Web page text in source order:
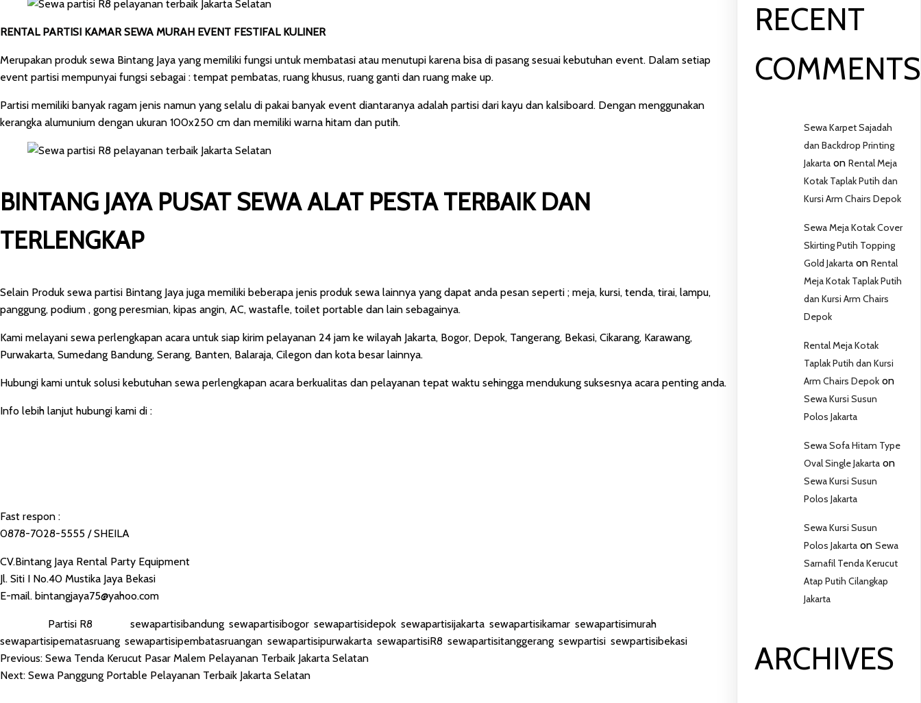
RENTAL PARTISI KAMAR SEWA MURAH EVENT FESTIFAL KULINER
Merupakan produk sewa Bintang Jaya yang memiliki fungsi untuk membatasi atau menutupi karena bisa di pasang sesuai kebutuhan event. Dalam setiap
event partisi mempunyai fungsi sebagai : tempat pembatas, ruang khusus, ruang ganti dan ruang make up.
Partisi memiliki banyak ragam jenis namun yang selalu di pakai banyak event diantaranya adalah partisi dari kayu dan kalsiboard. Dengan menggunakan
kerangka alumunium dengan ukuran 100x250 cm dan memiliki warna hitam dan putih.
BINTANG JAYA PUSAT SEWA ALAT PESTA TERBAIK DAN
TERLENGKAP
Selain Produk sewa partisi Bintang Jaya juga memiliki beberapa jenis produk sewa lainnya yang dapat anda pesan seperti ; meja, kursi, tenda, tirai, lampu,
panggung, podium , gong peresmian, kipas angin, AC, wastafle, toilet portable dan lain sebagainya.
Kami melayani sewa perlengkapan acara untuk siap kirim pelayanan 24 jam ke wilayah Jakarta, Bogor, Depok, Tangerang, Bekasi, Cikarang, Karawang,
Purwakarta, Sumedang Bandung, Serang, Banten, Balaraja, Cilegon dan kota besar lainnya.
Hubungi kami untuk solusi kebutuhan sewa perlengkapan acara berkualitas dan pelayanan tepat waktu sehingga mendukung suksesnya acara penting anda.
Info lebih lanjut hubungi kami di :
Fast respon :
0878-7028-5555 / SHEILA
CV.Bintang Jaya Rental Party Equipment
Jl. Siti I No.40 Mustika Jaya Bekasi
E-mail. bintangjaya75@yahoo.com
Partisi R8 sewapartisibandung sewapartisibogor sewapartisidepok sewapartisijakarta sewapartisikamar sewapartisimurah
sewapartisipematasruang sewapartisipembatasruangan sewapartisipurwakarta sewapartisiR8 sewapartisitanggerang sewpartisi sewpartisibekasi
POST
Previous: Sewa Tenda Kerucut Pasar Malem Pelayanan Terbaik Jakarta Selatan
Next: Sewa Panggung Portable Pelayanan Terbaik Jakarta Selatan
RECENT
COMMENTS
Sewa Karpet Sajadah
dan Backdrop Printing
Jakarta onRental Meja
Kotak Taplak Putih dan
Kursi Arm Chairs Depok
Sewa Meja Kotak Cover
Skirting Putih Topping
Gold Jakarta onRental
Meja Kotak Taplak Putih
dan Kursi Arm Chairs
Depok
Rental Meja Kotak
Taplak Putih dan Kursi
Arm Chairs Depok on
Sewa Kursi Susun
Polos Jakarta
Sewa Sofa Hitam Type
Oval Single Jakarta on
Sewa Kursi Susun
Polos Jakarta
Sewa Kursi Susun
Polos Jakarta onSewa
Sarnafil Tenda Kerucut
Atap Putih Cilangkap
Jakarta
ARCHIVES